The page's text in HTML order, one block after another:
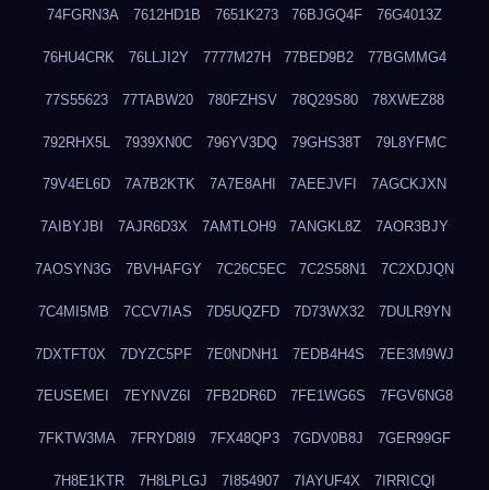
74FGRN3A 7612HD1B 7651K273 76BJGQ4F 76G4013Z
76HU4CRK 76LLJI2Y 7777M27H 77BED9B2 77BGMMG4
77S55623 77TABW20 780FZHSV 78Q29S80 78XWEZ88
792RHX5L 7939XN0C 796YV3DQ 79GHS38T 79L8YFMC
79V4EL6D 7A7B2KTK 7A7E8AHI 7AEEJVFI 7AGCKJXN
7AIBYJBI 7AJR6D3X 7AMTLOH9 7ANGKL8Z 7AOR3BJY
7AOSYN3G 7BVHAFGY 7C26C5EC 7C2S58N1 7C2XDJQN
7C4MI5MB 7CCV7IAS 7D5UQZFD 7D73WX32 7DULR9YN
7DXTFT0X 7DYZC5PF 7E0NDNH1 7EDB4H4S 7EE3M9WJ
7EUSEMEI 7EYNVZ6I 7FB2DR6D 7FE1WG6S 7FGV6NG8
7FKTW3MA 7FRYD8I9 7FX48QP3 7GDV0B8J 7GER99GF
7H8E1KTR 7H8LPLGJ 7I854907 7IAYUF4X 7IRRICQI